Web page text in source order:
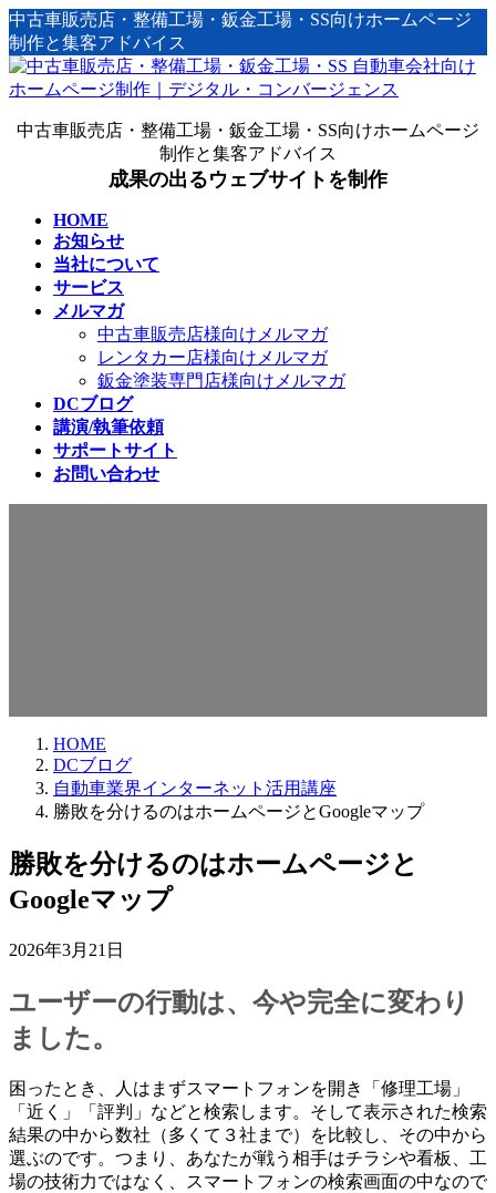
コ
ン
テ
ン
へ
ナ
ビ
ゲ
ー
ョ
中古車販売店・整備工場・鈑金工場・SS向けホームページ
制作と集客アドバイス
中古車販売店・整備工場・鈑金工場・SS向けホームページ
制作と集客アドバイス
成果の出るウェブサイトを制作
HOME
お知らせ
当社について
サービス
メルマガ
中古車販売店様向けメルマガ
レンタカー店様向けメルマガ
鈑金塗装専門店様向けメルマガ
DCブログ
講演/執筆依頼
サポートサイト
お問い合わせ
HOME
DCブログ
自動車業界インターネット活用講座
勝敗を分けるのはホームページとGoogleマップ
勝敗を分けるのはホームページと
Googleマップ
2026年3月21日
ユーザーの行動は、今や完全に変わり
ました。
困ったとき、人はまずスマートフォンを開き「修理工場」
「近く」「評判」などと検索します。そして表示された検索
結果の中から数社（多くて３社まで）を比較し、その中から
選ぶのです。つまり、あなたが戦う相手はチラシや看板、工
場の技術力ではなく、スマートフォンの検索画面の中なので